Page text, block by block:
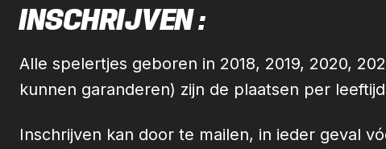
INSCHRIJVEN :
Alle spelertjes geboren in 2018, 2019, 2020,
kunnen garanderen) zijn de plaatsen per
Inschrijven kan door te mailen, in ieder geval